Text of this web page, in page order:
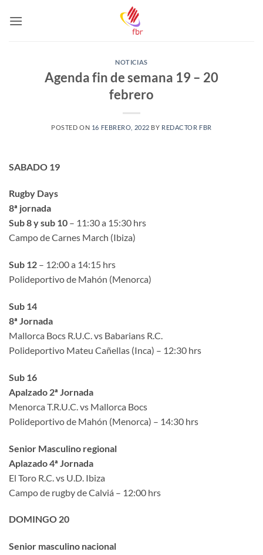
NOTICIAS
Agenda fin de semana 19 – 20
febrero
POSTED ON 16 FEBRERO, 2022 BY REDACTOR FBR
SABADO 19
Rugby Days
8ª jornada
Sub 8 y sub 10 – 11:30 a 15:30 hrs
Campo de Carnes March (Ibiza)
Sub 12 – 12:00 a 14:15 hrs
Polideportivo de Mahón (Menorca)
Sub 14
8ª Jornada
Mallorca Bocs R.U.C. vs Babarians R.C.
Polideportivo Mateu Cañellas (Inca) – 12:30 hrs
Sub 16
Apalzado 2ª Jornada
Menorca T.R.U.C. vs Mallorca Bocs
Polideportivo de Mahón (Menorca) – 14:30 hrs
Senior Masculino regional
Aplazado 4ª Jornada
El Toro R.C. vs U.D. Ibiza
Campo de rugby de Calviá – 12:00 hrs
DOMINGO 20
Senior masculino nacional